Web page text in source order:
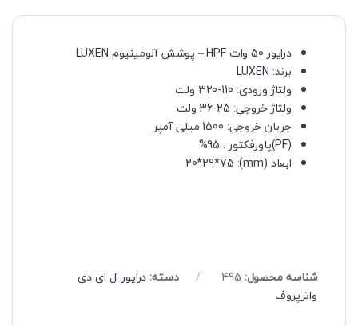
درایور50 وات HPF – پوشش آلومینیوم LUXEN
برند: LUXEN
ولتاژ ورودی: 110-320 ولت
ولتاژ خروجی: 25-36 ولت
جریان خروجی: 1500 میلی آمپر
(PF)پاورفکتور
: 95%
ابعاد (mm): 20*29*75
شناسه محصول: 495 دسته: درایور ال ای دی
واترپروف